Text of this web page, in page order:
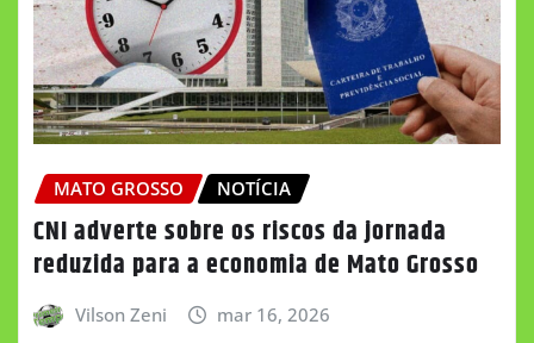
MATO GROSSO NOTÍCIA
CNI adverte sobre os riscos da jornada
reduzida para a economia de Mato Grosso
Vilson Zeni mar 16, 2026